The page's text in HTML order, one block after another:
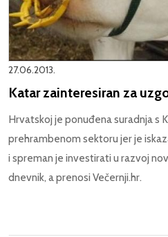
27.06.2013.
Katar zainteresiran za
Hrvatskoj je ponuđena suradnja s
prehrambenom sektoru jer je
i spreman je investirati u razvoj
dnevnik, a prenosi Večernji.hr.